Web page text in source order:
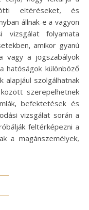
eltéréseket, és
állnak-e a vagyon
vizsgálat folyamata
amikor gyanú
vagy a jogszabályok
hatóságok különböző
szolgálhatnak
szerepelhetnek
befektetések és
vizsgálat során a
feltérképezni a
a magánszemélyek,